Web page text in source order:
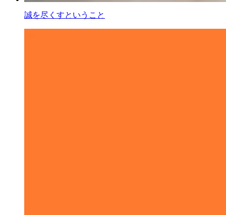
誠を尽くすということ